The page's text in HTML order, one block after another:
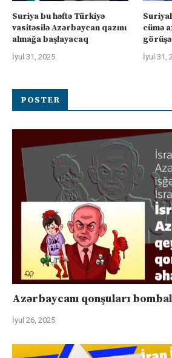
Suriya bu həftə Türkiyə
vasitəsilə Azərbaycan qazını
almağa başlayacaq
İyul 31, 2025
cümə
İyul 31,
POSTER
Azərbaycanı qonşuları
İyul 26, 2025